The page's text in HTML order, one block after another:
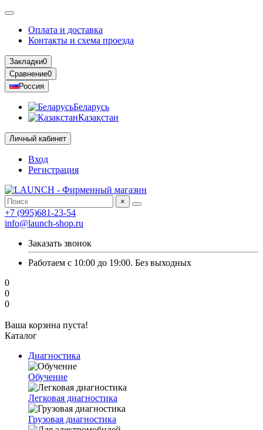
Оплата и доставка
Контакты и схема проезда
Закладки0
Сравнение0
Россия
Беларусь
Қазақстан
Личный кабинет
Вход
Регистрация
×
+7 (995)681-23-54
info@launch-shop.ru
Заказать звонок
Работаем с 10:00 до 19:00. Без выходных
0
0
0
Ваша корзина пуста!
Каталог
Диагностика
Обучение
Легковая диагностика
Грузовая диагностика